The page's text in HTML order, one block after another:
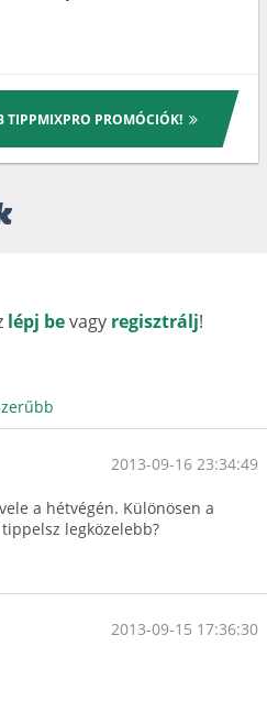
TIPPMIXPRO PROMÓCIÓK!
lépj bevagy regisztrálj!
2013-09-16 23:34:49
a hétvégén. Különösen a
legközelebb?
2013-09-15 17:36:30